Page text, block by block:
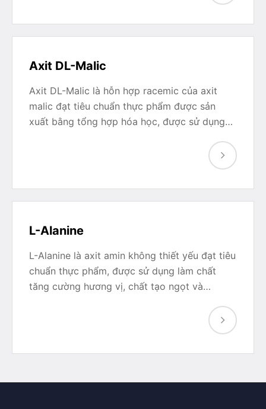
Axit DL-Malic
Axit DL-Malic là hỗn hợp racemic của axit
malic đạt tiêu chuẩn thực phẩm được sản
xuất bằng tổng hợp hóa học, được sử dụng…
L-Alanine
L-Alanine là axit amin không thiết yếu đạt tiêu
chuẩn thực phẩm, được sử dụng làm chất
tăng cường hương vị, chất tạo ngọt và…